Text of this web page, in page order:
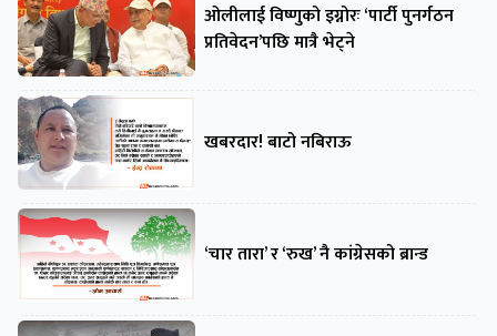
ओलीलाई विष्णुको इग्नोरः ‘पार्टी पुनर्गठन
प्रतिवेदन’पछि मात्रै भेट्ने
खबरदार! बाटो नबिराऊ
‘चार तारा’ र ‘रुख’ नै कांग्रेसको ब्रान्ड